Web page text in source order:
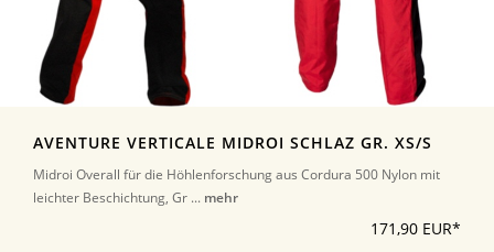
AVENTURE VERTICALE MIDROI SCHLAZ GR. XS/S
Midroi Overall für die Höhlenforschung aus Cordura 500 Nylon mit
leichter Beschichtung, Gr ... mehr
171,90 EUR*